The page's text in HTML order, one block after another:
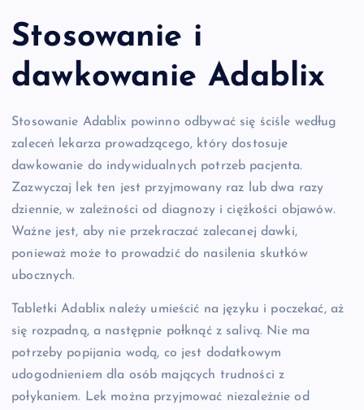
Stosowanie i
dawkowanie Adablix
Stosowanie Adablix powinno odbywać się ściśle według
zaleceń lekarza prowadzącego, który dostosuje
dawkowanie do indywidualnych potrzeb pacjenta.
Zazwyczaj lek ten jest przyjmowany raz lub dwa razy
dziennie, w zależności od diagnozy i ciężkości objawów.
Ważne jest, aby nie przekraczać zalecanej dawki,
ponieważ może to prowadzić do nasilenia skutków
ubocznych.
Tabletki Adablix należy umieścić na języku i poczekać, aż
się rozpadną, a następnie połknąć z salivą. Nie ma
potrzeby popijania wodą, co jest dodatkowym
udogodnieniem dla osób mających trudności z
połykaniem. Lek można przyjmować niezależnie od